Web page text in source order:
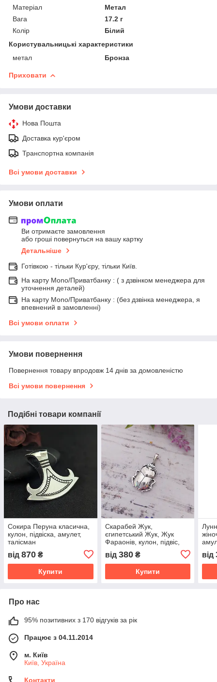
Матеріал
Метал
Вага
17.2 г
Колір
Білий
Користувальницькі характеристики
метал
Бронза
Приховати
Умови доставки
Нова Пошта
Доставка кур'єром
Транспортна компанія
Всі умови доставки
Умови оплати
Ви отримаєте замовлення
або гроші повернуться на вашу картку
Детальніше
Готівкою - тільки Кур'єру, тільки Київ.
На карту Mono/Приватбанку : ( з дзвінком менеджера для
уточнення деталей)
На карту Mono/Приватбанку : (без дзвінка менеджера, я
впевнений в замовленні)
Всі умови оплати
Умови повернення
Повернення товару впродовж 14 днів за домовленістю
Всі умови повернення
Подібні товари компанії
Сокира Перуна класична,
кулон, підвіска, амулет,
талісман
від 870 ₴
Купити
Скарабей Жук,
єгипетський Жук, Жук
Фараонів, кулон, підвіс,
від 380₴
Купити
від
Про нас
95% позитивних з 170 відгуків за рік
Працює з 04.11.2014
м. Київ
Київ, Україна
Контакти